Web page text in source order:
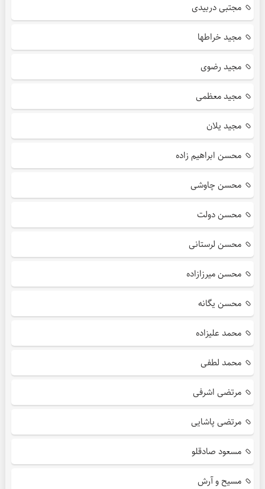
مجتبی دربیدی
مجید خراطها
مجید رضوی
مجید معظمی
مجید یلان
محسن ابراهیم زاده
محسن چاوشی
محسن دولت
محسن لرستانی
محسن میرزازاده
محسن یگانه
محمد علیزاده
محمد لطفی
مرتضی اشرفی
مرتضی پاشایی
مسعود صادقلو
مسیح و آرش